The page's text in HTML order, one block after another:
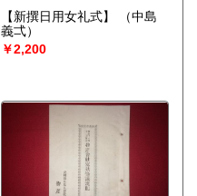
【新撰日用女礼式】
（中島
義弌）
￥2,200